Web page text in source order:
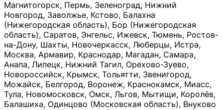
Магнитогорск, Пермь, Зеленоград, Нижний
Новгород, Заволжье, Кстово, Балахна
(Нижегородская область), Бор (Нижегородская
область), Саратов, Энгельс, Ижевск, Тюмень, Ростов-
на-Дону, Шахты, Новочеркасск, Люберцы, Истра,
Москва, Армавир, Краснодар, Магадан, Самара,
Анапа, Липецк, Нижний Тагил, Орехово-Зуево,
Новороссийск, Крымск, Тольятти, Звенигород,
Можайск, Белгород, Воронеж, Краснокамск, Миасс,
Тула, Новомосковск, Омск, Льгов, Мытищи, Королёв,
Балашиха, Одинцово (Московская область), Внуково